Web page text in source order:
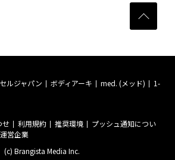
ルジャパン ボディアーキ med. (メッド)
1-
せ 利用規約 推奨環境
プッシュ通知につい
運営企業
(c) Brangista Media Inc.